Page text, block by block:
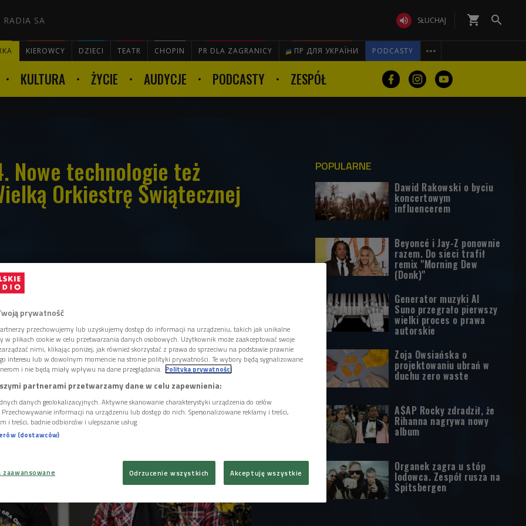
RADIA SA  SŁUCHAJ shopping_cart 
KIEROWCY DZIECI TEATR CHOPIN PR DLA ZAGRANICY ПР ДЛЯ УКРАЇНИ PODCASTY 

KULTURA ŻYCIE AUDYCJE PODCASTY ZESPÓŁ
Nowe technologie też
Orkiestrę Świątecznej
Pomocy gra już 32. raz. 28
wielki finał wydarzenia. W tym roku
zakup sprzętu do diagnozowania,
chorób płuc na oddziałach
dla dzieci i dorosłych. WOŚP idzie z
działania wspiera też nowoczesna
POPULARNE
Dawid Rakowski o byciu
koncertowym
influencerem
Beyoncé i Jay-Z ponownie
razem. Do sieci trafił
remix "Morning Dew
(Donk)"
Generator muzyki AI
Suno przegrało pierwszy
wielki proces o prawa
autorskie
Zoja Owsiańska o
projektowaniu ubrań w
duchu zero waste
A$AP Rocky zdradził, że
Rihanna nagrywa nowy
album
Organek zagra u stóp
lodowca. Zespół rusza na
Spitsbergen
prywatność
przechowujemy lub uzyskujemy dostęp do informacji na urządzeniu, takich jak unikalne
w plikach cookie w celu przetwarzania danych osobowych. Użytkownik może zaakceptować swoje
nimi, klikając poniżej, jak również skorzystać z prawa do sprzeciwu na podstawie prawnie
interesu lub w dowolnym momencie na stronie polityki prywatności. Te wybory będą sygnalizowane
i nie będą miały wpływu na dane przeglądania. Polityka prywatności
partnerami przetwarzamy dane w celu zapewnienia:
danych geolokalizacyjnych. Aktywne skanowanie charakterystyki urządzenia do celów
informacji na urządzeniu lub dostęp do nich. Spersonalizowane reklamy i treści,
i treści, badnie odbiorców i ulepszanie usług.
(dostawców)
Odrzucenie wszystkich Akceptuję wszystkie